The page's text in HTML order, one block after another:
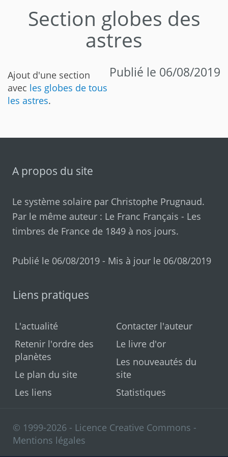
Section globes des
astres
Publié le 06/08/2019
Ajout d'une section
avec les globes de tous
les astres.
A propos du site
Le système solaire par Christophe Prugnaud.
Par le même auteur : Le Franc Français - Les
timbres de France de 1849 à nos jours.
Publié le 06/08/2019 - Mis à jour le 06/08/2019
Liens pratiques
L'actualité
Retenir l'ordre des
planètes
Le plan du site
Les liens
Contacter l'auteur
Le livre d'or
Les nouveautés du
site
Statistiques
© 1999-2026 - Licence Creative Commons -
Mentions légales